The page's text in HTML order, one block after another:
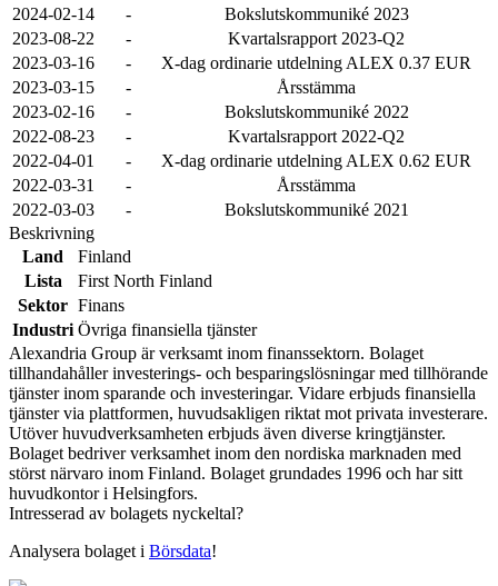
2024-02-14
-
Bokslutskommuniké 2023
2023-08-22
-
Kvartalsrapport 2023-Q2
2023-03-16
-
X-dag ordinarie utdelning ALEX 0.37 EUR
2023-03-15
-
Årsstämma
2023-02-16
-
Bokslutskommuniké 2022
2022-08-23
-
Kvartalsrapport 2022-Q2
2022-04-01
-
X-dag ordinarie utdelning ALEX 0.62 EUR
2022-03-31
-
Årsstämma
2022-03-03
-
Bokslutskommuniké 2021
Beskrivning
Land
Finland
Lista
First North Finland
Sektor Finans
Industri Övriga finansiella tjänster
Alexandria Group är verksamt inom finanssektorn. Bolaget
tillhandahåller investerings- och besparingslösningar med tillhörande
tjänster inom sparande och investeringar. Vidare erbjuds finansiella
tjänster via plattformen, huvudsakligen riktat mot privata investerare.
Utöver huvudverksamheten erbjuds även diverse kringtjänster.
Bolaget bedriver verksamhet inom den nordiska marknaden med
störst närvaro inom Finland. Bolaget grundades 1996 och har sitt
huvudkontor i Helsingfors.
Intresserad av bolagets nyckeltal?
Analysera bolaget i Börsdata!